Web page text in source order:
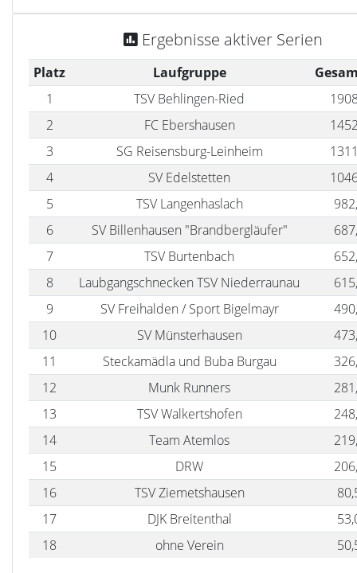
Ergebnisse aktiver Serien
Platz Laufgruppe
1
TSV Behlingen-Ried
2
FC Ebershausen
3
SG Reisensburg-Leinheim
4
SV Edelstetten
5
TSV Langenhaslach
6
SV Billenhausen "Brandbergläufer"
7
TSV Burtenbach
8
Laubgangschnecken TSV Niederraunau
9
SV Freihalden / Sport Bigelmayr
10
SV Münsterhausen
11
Steckamädla und Buba Burgau
12
Munk Runners
13
TSV Walkertshofen
14
Team Atemlos
15
DRW
16
TSV Ziemetshausen
17
DJK Breitenthal
18
ohne Verein